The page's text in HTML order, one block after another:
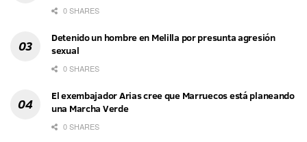
0 SHARES
Detenido un hombre en Melilla por presunta agresión
sexual
0 SHARES
El exembajador Arias cree que Marruecos está planeando
una Marcha Verde
0 SHARES